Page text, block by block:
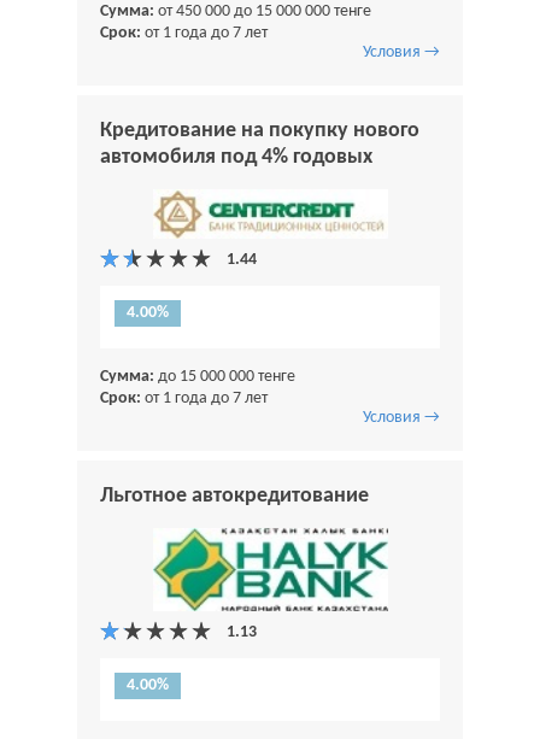
Сумма: от 450 000 до 15 000 000 тенге
Срок: от 1 года до 7 лет
Условия →
Кредитование на покупку нового
автомобиля под 4% годовых
4.00%
Сумма: до 15 000 000 тенге
Срок: от 1 года до 7 лет
Условия →
Льготное автокредитование
4.00%